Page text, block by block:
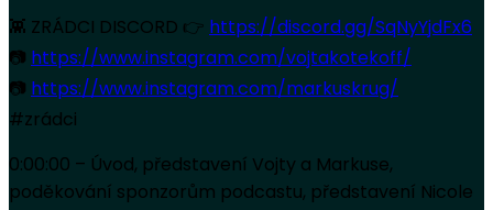
👾 ZRÁDCI DISCORD 👉 https://discord.gg/SqNyYjdFx6
📷 https://www.instagram.com/vojtakotekoff/
📷 https://www.instagram.com/markuskrug/
#zrádci
0:00:00 – Úvod, představení Vojty a Markuse,
poděkování sponzorům podcastu, představení Nicole